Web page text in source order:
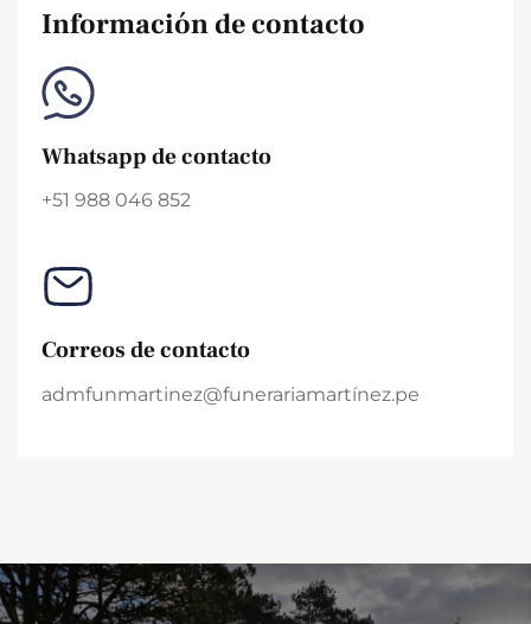
Información de contacto
Whatsapp de contacto
+51 988 046 852
Correos de contacto
admfunmartinez@funerariamartínez.pe